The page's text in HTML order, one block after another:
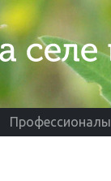
Профессионалы